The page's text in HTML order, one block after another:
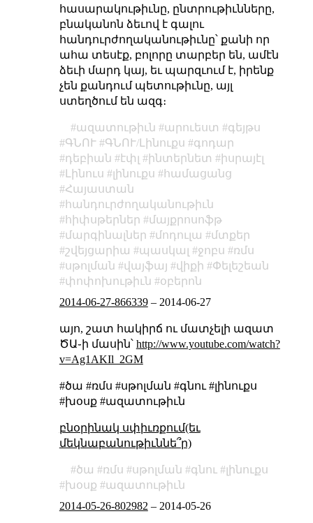
հասարակութիւնը, ընտրութիւնները,
բնականոն ձեւով է գալու
հանդուրժողականութիւնը՝ քանի որ
ահա տեսէք, բոլորը տարբեր են, ամէն
ձեւի մարդ կայ, եւ պարզւում է, իրենք
չեն քանդում պետութիւնը, այլ
ստեղծում են ազգ։
ազատութիւն արուեստ
գեյթս
ԳՆՈՒ
ԳՆՈՒ/Լինուքս
գոդար
դեբիան
էփլ ինտերնետ
իսրայէլ
Լինուս
լինուքս
համացանց
Հայաստան
հանդուրժողականութիւն
հիփսթերներ
մայքրոսոֆթ
մարգինալներ
մոդուլա
մտքեր
շվեյցարիա
պասկալ ջոբս
ռմս
սթոլման
վայֆայ վիքի
Փելեշեան
փոփոխութիւն
օբերոն
2014-06-27-866339– 2014-06-27
այո, շատ հակիրճ ու մատչելի ազատ
ԾԱ֊ի մասին՝ http://www.youtube.com/watch?
v=Ag1AKIl_2GM
#ծա #ռմս #սթոլման #գնու #լինուքս
#խօսք #ազատութիւն
բնօրինակ սփիւռքում(եւ
մեկնաբանութիւննե՞ր)
ծա ռմս սթոլման գնու
լինուքս
խօսք
ազատութիւն
2014-05-26-802982 – 2014-05-26